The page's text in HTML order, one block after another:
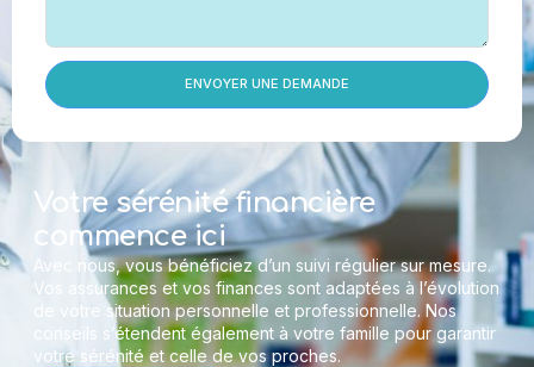
ENVOYER UNE DEMANDE
Votre sérénité financière
commence ici
Avec nous, vous bénéficiez d’un suivi régulier sur mesure.
Vos assurances et vos finances sont adaptées à l’évolution
de votre situation personnelle et professionnelle. Nos
conseils s’étendent également à votre famille pour garantir
votre sérénité et celle de vos proches.